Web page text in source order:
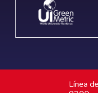
Línea